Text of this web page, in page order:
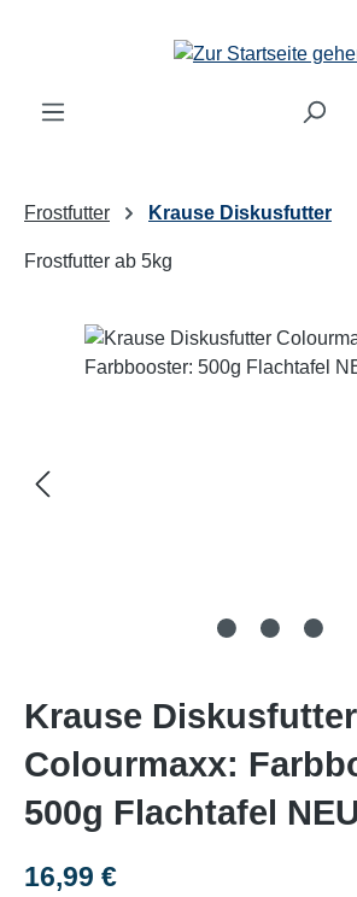
Frostfutter Krause Diskusfutter
Frostfutter ab 5kg
Bildergalerie überspringen
Krause Diskusfutter
Colourmaxx:
500g Flachtafel
Regulärer Preis:
16,99 €